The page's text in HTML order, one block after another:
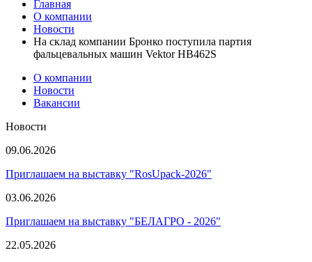
Главная
О компании
Новости
На склад компании Бронко поступила партия
фальцевальных машин Vektor HB462S
О компании
Новости
Вакансии
Новости
09.06.2026
Приглашаем на выставку "RosUpack-2026"
03.06.2026
Приглашаем на выставку "БЕЛАГРО - 2026"
22.05.2026